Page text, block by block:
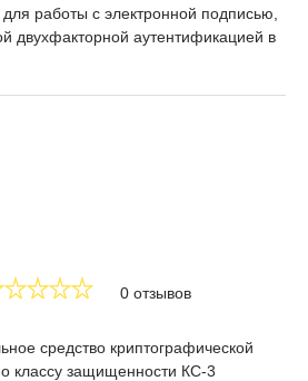
работы с электронной подписью,
двухфакторной аутентификацией в
0 отзывов
средство криптографической
классу защищенности КС-3